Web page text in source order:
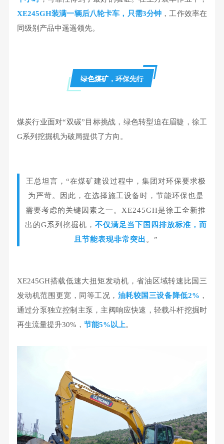
XE245GH装满一辆后八轮卡车，只需3分钟 ，工作效率在
同级别产品中遥遥领先。
绿色煤矿，环保先行
煤炭行业面对“双碳”目标挑战，绿色转型迫在眉睫，徐工
G系列挖掘机为破局提供了方向。
王总坦言，“在煤矿建设过程中，集团对环保要求极
为严苛。因此，在选择施工设备时，节能环保也是
需要考虑的关键因素之一。XE245GH是徐工全新推
出的G系列挖掘机， 不仅满足当下国四排放标准，而
且节能表现非常突出 。”
XE245GH搭载低速大扭矩发动机，省油区域转速比国三
发动机范围更宽，同等工况， 油耗较国三设备降低2% ，
通过分泵独立控制主泵， 主阀响应快速，轻载斗杆挖掘时
再生流量提升30%， 节能5%以上。